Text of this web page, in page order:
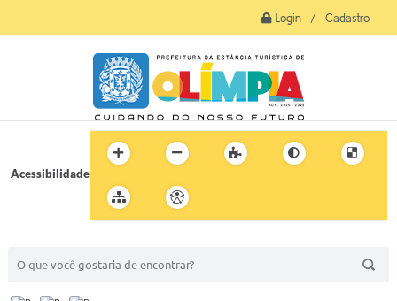
Login / Cadastro
Acessibilidade